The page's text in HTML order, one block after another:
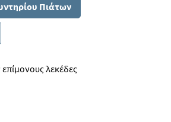
Πιάτων